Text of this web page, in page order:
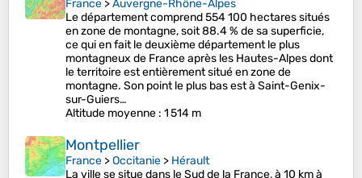
France >Auvergne-Rhône-Alpes
Le département comprend 554 100 hectares situés
en zone de montagne, soit 88.4 % de sa superficie,
ce qui en fait le deuxième département le plus
montagneux de France après les Hautes-Alpes dont
le territoire est entièrement situé en zone de
montagne. Son point le plus bas est à Saint-Genix-
sur-Guiers…
Altitude moyenne : 1 514 m
Montpellier
France >Occitanie > Hérault
La ville se situe dans le Sud de la France, à 10 km à